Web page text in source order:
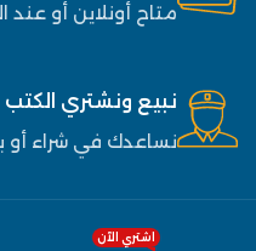
متاح أونلاين أو عند
نبيع ونشتري الكتب
نساعدك في شراء أو
اشتري الآن